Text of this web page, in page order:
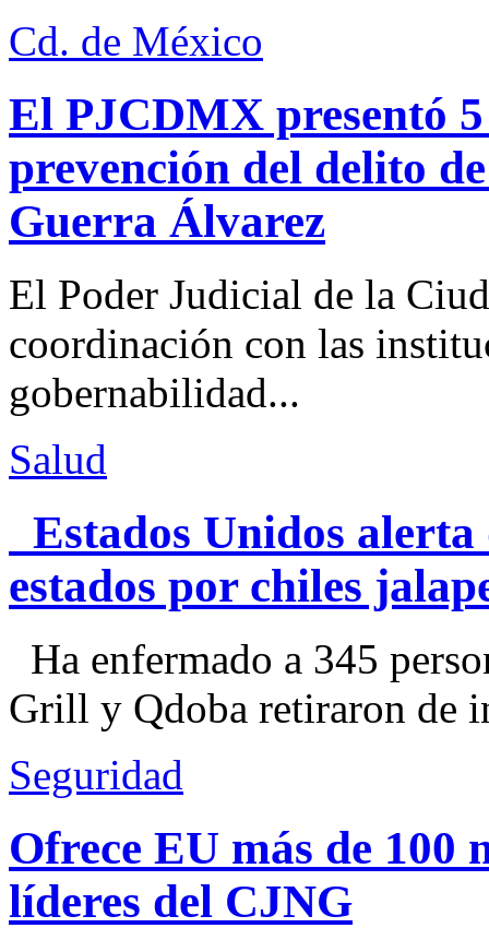
Cd. de México
El PJCDMX presentó
prevención del delito
Guerra Álvarez
El Poder Judicial de la
coordinación con las
gobernabilidad...
Salud
Estados Unidos alerta
estados por chiles
Ha enfermado a 345
Grill y Qdoba retiraron de
Seguridad
Ofrece EU más de 100
líderes del CJNG